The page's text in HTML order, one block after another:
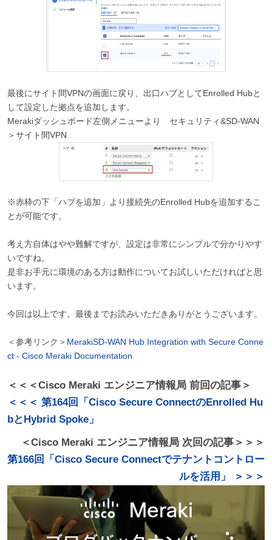
最後にサイト間VPNの画面に戻り、出口ハブとしてEnrolled Hubと
して設定した拠点を追加します。
Merakiダッシュボード左側メニューより セキュリティ&SD-WAN
＞サイト間VPN
※赤枠の下「ハブを追加」より接続先のEnrolled Hubを追加するこ
とが可能です。
考え方自体はやや難解ですが、設定は非常にシンプルで分かりやす
いですね。
是非お手元に環境のある方は動作についてお試しいただければと思
います。
今回は以上です。最後までお読みいただきありがとうございます。
＜参考リンク＞ MerakiSD-WAN Hub Integration with Secure Conne
ct - Cisco Meraki Documentation
＜＜＜Cisco Meraki エンジニア情報局 前回の記事＞
＜＜＜ 第164回「Cisco Secure ConnectのEnrolled Hu
bとHybrid Spoke」
＜Cisco Meraki エンジニア情報局 次回の記事＞＞＞
第166回「Cisco Secure Connectでテナントコントロー
ルを活用」 ＞＞＞